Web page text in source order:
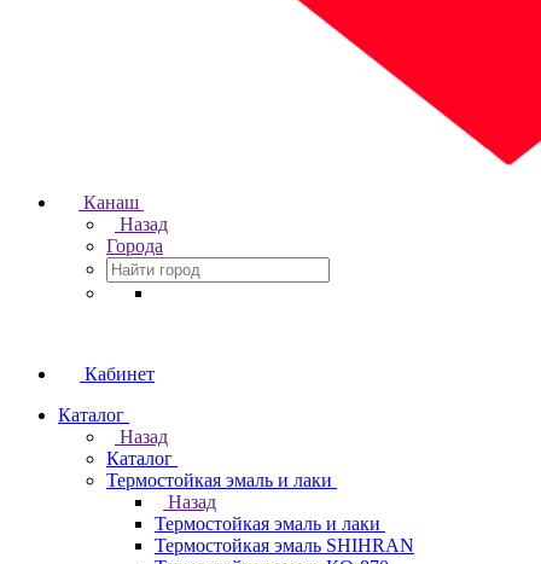
Канаш
Назад
Города
Кабинет
Каталог
Назад
Каталог
Термостойкая эмаль и лаки
Назад
Термостойкая эмаль и лаки
Термостойкая эмаль SHIHRAN